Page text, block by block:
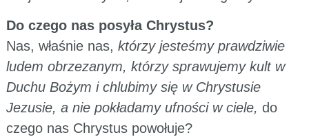
Do czego nas posyła Chrystus?
Nas, właśnie nas, którzy jesteśmy prawdziwie
ludem obrzezanym, którzy sprawujemy kult w
Duchu Bożym i chlubimy się w Chrystusie
Jezusie, a nie pokładamy ufności w ciele, do
czego nas Chrystus powołuje?